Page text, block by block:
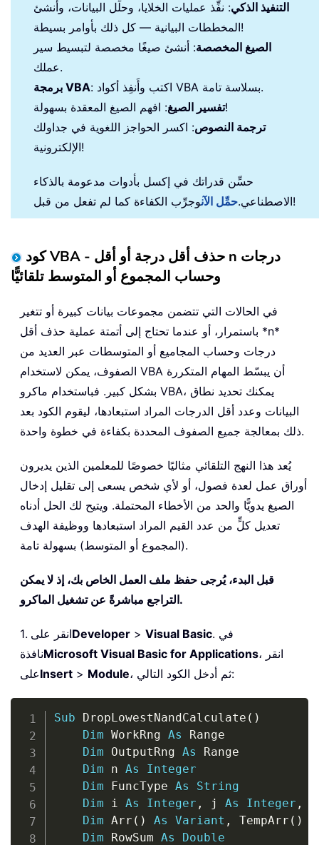
التنفيذ الذكي: نفِّذ عمليات الخلايا، وحلِّل البيانات، وأنشئ
المخططات البيانية — كل ذلك بأوامر بسيطة!
الصيغ المخصصة: أنشئ صيغًا مخصصة لتبسيط سير
عملك.
برمجة VBA
: اكتب وأَنفِذ أكواد VBA بسلاسة تامة.
تفسير الصيغ: افهم الصيغ المعقدة بسهولة!
ترجمة النصوص: اكسر الحواجز اللغوية في جداولك
الإلكترونية!
حسِّن قدراتك في إكسل بأدوات مدعومة بالذكاء
الاصطناعي.حمِّل الآن وجرِّب الكفاءة كما لم تفعل من قبل!
كود VBA - حذف أقل درجة أو أقل n درجات
وحساب المجموع أو المتوسط تلقائيًّا
في الحالات التي تتضمن مجموعات بيانات كبيرة أو تتغير
باستمرار، أو عندما تحتاج إلى أتمتة عملية حذف أقل *n*
درجات وحساب المجاميع أو المتوسطات عبر العديد من
الصفوف، يمكن لاستخدام VBA أن يبسّط المهام المتكررة
بشكل كبير. فباستخدام ماكرو VBA، يمكنك تحديد نطاق
البيانات وعدد أقل الدرجات المراد استبعادها، ليقوم الكود بعد
ذلك بمعالجة جميع الصفوف المحددة بكفاءة في خطوة واحدة.
يُعد هذا النهج التلقائي مثاليًا خصوصًا للمعلمين الذين يديرون
أوراق عمل لعدة فصول، أو لأي شخص يسعى إلى تقليل إدخال
الصيغ يدويًّا والحد من الأخطاء المحتملة. ويتيح لك الحل أدناه
تعديل كلٍّ من عدد القيم المراد استبعادها ووظيفة الهدف
(المجموع أو المتوسط) بسهولة تامة.
قبل البدء، يُرجى حفظ ملف العمل الخاص بك، إذ لا يمكن
التراجع مباشرةً عن تشغيل الماكرو.
1. انقر علىDeveloper > Visual Basic. في
نافذةMicrosoft Visual Basic for Applications، انقر
علىInsert > Module ، ثم أدخل الكود التالي:
Sub DropLowestNandCalculate ( )
Dim WorkRng As Range
Dim OutputRng As Range
Dim n As
Integer
Dim FuncType As
String
Dim i As Integer , j As Integer ,
Dim Arr ( ) As Variant , TempArr ( )
Dim RowSum As
Double
Copy